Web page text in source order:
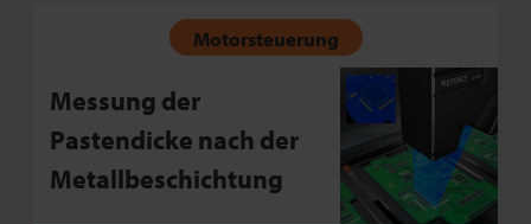
Motorsteuerung
Messung der
Pastendicke nach der
Metallbeschichtung